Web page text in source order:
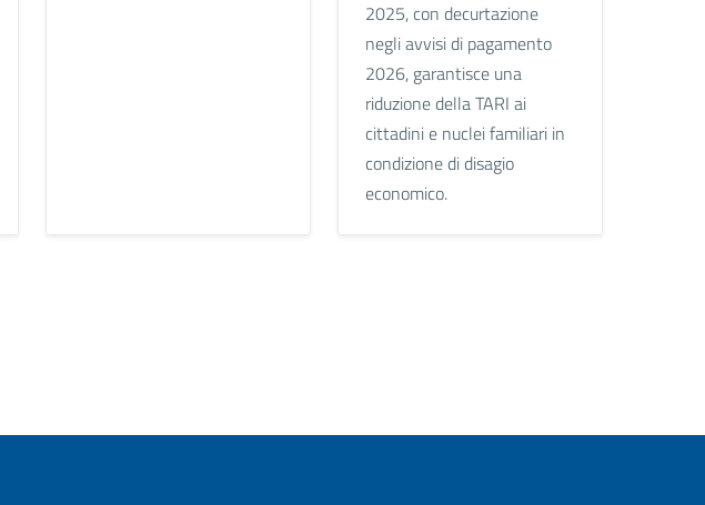
2025, con decurtazione
negli avvisi di pagamento
2026, garantisce una
riduzione della TARI ai
cittadini e nuclei familiari in
condizione di disagio
economico.